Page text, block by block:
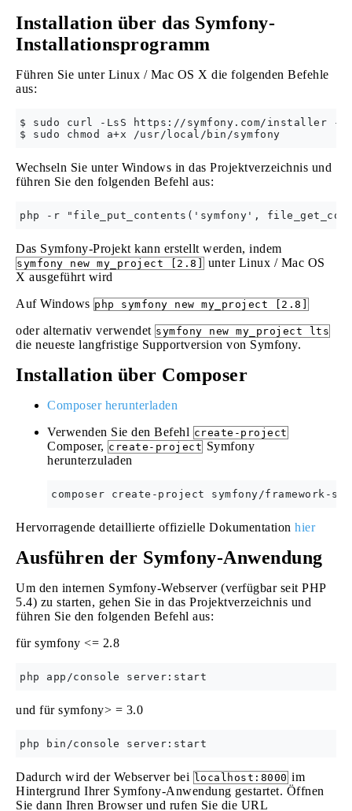
Installation über das Symfony-
Installationsprogramm
Führen Sie unter Linux / Mac OS X die folgenden Befehle
aus:
$ sudo curl -LsS https://symfony.com/installer -
Wechseln Sie unter Windows in das Projektverzeichnis und
führen Sie den folgenden Befehl aus:
Das Symfony-Projekt kann erstellt werden, indem
symfony new my_project [2.8]
unter Linux / Mac OS
X ausgeführt wird
Auf Windows php symfony new my_project [2.8]
oder alternativ verwendet symfony new my_project lts
die neueste langfristige Supportversion von Symfony.
Installation über Composer
Composer herunterladen
Verwenden Sie den Befehl create-project
Composer, create-project Symfony
herunterzuladen
Hervorragende detaillierte offizielle Dokumentation hier
Ausführen der Symfony-Anwendung
Um den internen Symfony-Webserver (verfügbar seit PHP
5.4) zu starten, gehen Sie in das Projektverzeichnis und
führen Sie den folgenden Befehl aus:
für symfony <= 2.8
und für symfony> = 3.0
Dadurch wird der Webserver bei localhost:8000 im
Hintergrund Ihrer Symfony-Anwendung gestartet. Öffnen
Sie dann Ihren Browser und rufen Sie die URL